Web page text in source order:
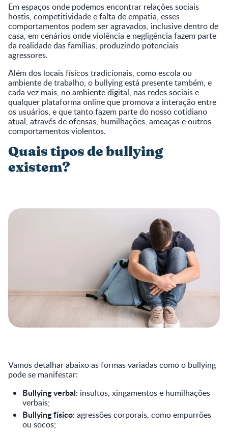
Em espaços onde podemos encontrar relações sociais
hostis, competitividade e falta de empatia, esses
comportamentos podem ser agravados, inclusive dentro de
casa, em cenários onde violência e negligência fazem parte
da realidade das famílias, produzindo potenciais
agressores.
Além dos locais físicos tradicionais, como escola ou
ambiente de trabalho, o bullying está presente também, e
cada vez mais, no ambiente digital, nas redes sociais e
qualquer plataforma online que promova a interação entre
os usuários, e que tanto fazem parte do nosso cotidiano
atual, através de ofensas, humilhações, ameaças e outros
comportamentos violentos.
Quais tipos de bullying
existem?
Vamos detalhar abaixo as formas variadas como o bullying
pode se manifestar:
Bullying verbal: insultos, xingamentos e humilhações
verbais;
Bullying físico:agressões corporais, como empurrões
ou socos;